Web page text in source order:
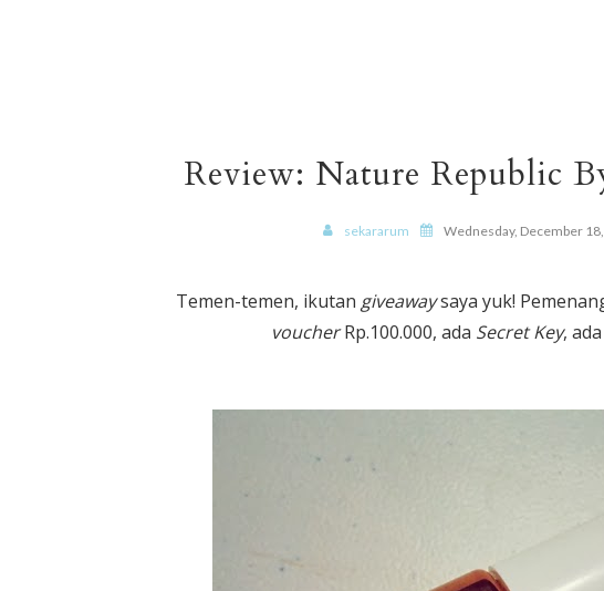
Review: Nature Republic
sekararum Wednesday, December
Temen-temen, ikutan giveawaysaya yuk!
voucherRp.100.000, ada Secret Key, ada